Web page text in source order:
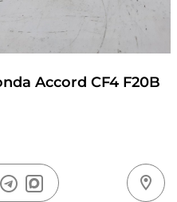
Accord CF4 F20B